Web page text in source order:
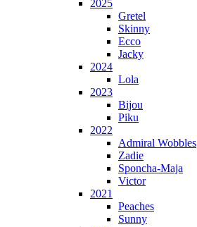
2025
Gretel
Skinny
Ecco
Jacky
2024
Lola
2023
Bijou
Piku
2022
Admiral Wobbles
Zadie
Sponcha-Maja
Victor
2021
Peaches
Sunny